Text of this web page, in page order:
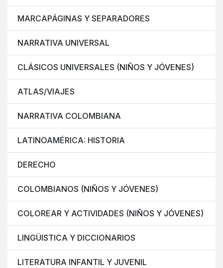
MARCAPÁGINAS Y SEPARADORES
NARRATIVA UNIVERSAL
CLÁSICOS UNIVERSALES (NIÑOS Y JÓVENES)
ATLAS/VIAJES
NARRATIVA COLOMBIANA
LATINOAMÉRICA: HISTORIA
DERECHO
COLOMBIANOS (NIÑOS Y JÓVENES)
COLOREAR Y ACTIVIDADES (NIÑOS Y JÓVENES)
LINGÜISTICA Y DICCIONARIOS
LITERATURA INFANTIL Y JUVENIL